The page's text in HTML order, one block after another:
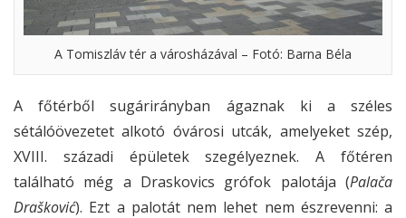
A Tomiszláv tér a városházával – Fotó: Barna Béla
A főtérből sugárirányban ágaznak ki a széles
sétálóövezetet alkotó óvárosi utcák, amelyeket szép,
XVIII. századi épületek szegélyeznek. A főtéren
található még a Draskovics grófok palotája (Palača
Drašković). Ezt a palotát nem lehet nem észrevenni: a